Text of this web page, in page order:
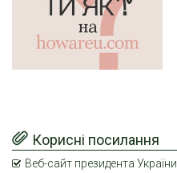
Корисні посилання
Веб-сайт президента України